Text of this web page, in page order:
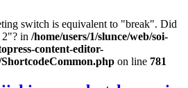
switch is equivalent to "break". Did
2"? in /home/users/1/slunce/web/soi-
content-editor-
on line 781